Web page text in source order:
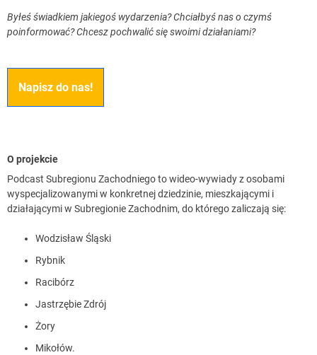
Byłeś świadkiem jakiegoś wydarzenia? Chciałbyś nas o czymś
poinformować? Chcesz pochwalić się swoimi działaniami?
Napisz do nas!
O projekcie
Podcast Subregionu Zachodniego to wideo-wywiady z osobami
wyspecjalizowanymi w konkretnej dziedzinie, mieszkającymi i
działającymi w Subregionie Zachodnim, do którego zaliczają się:
Wodzisław Śląski
Rybnik
Racibórz
Jastrzębie Zdrój
Żory
Mikołów.